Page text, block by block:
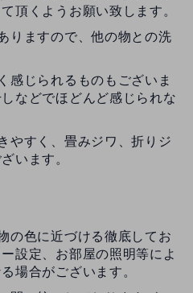
頂くようお願い致します。
りますので、他の物との洗
感じられるものもございま
などでほどんど感じられな
やすく、畳みジワ、折りジ
います。
の色に近づける徹底してお
設定、お部屋の照明等によ
場合がございます。